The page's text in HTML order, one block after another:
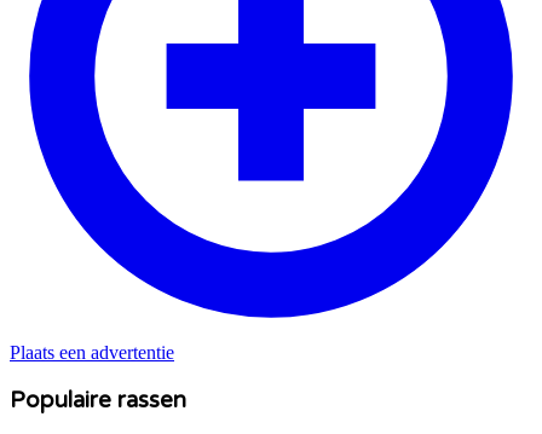
Plaats een advertentie
Populaire rassen